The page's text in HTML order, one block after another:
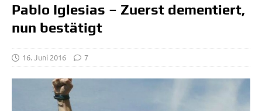
Pablo Iglesias – Zuerst dementiert,
nun bestätigt
16. Juni 2016 7